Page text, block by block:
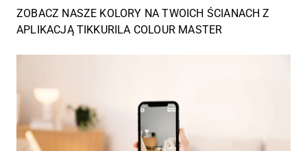
ZOBACZ NASZE KOLORY NA TWOICH ŚCIANACH Z
APLIKACJĄ TIKKURILA COLOUR MASTER